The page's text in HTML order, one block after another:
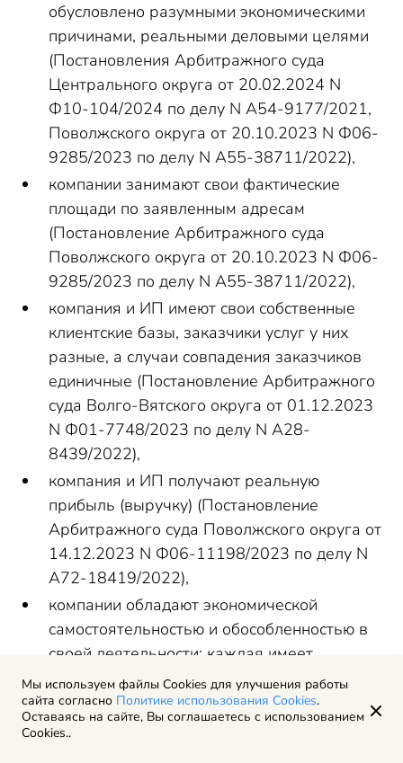
обусловлено разумными экономическими
причинами, реальными деловыми целями
(Постановления Арбитражного суда
Центрального округа от 20.02.2024 N
Ф10-104/2024 по делу N А54-9177/2021,
Поволжского округа от 20.10.2023 N Ф06-
9285/2023 по делу N А55-38711/2022),
компании занимают свои фактические
площади по заявленным адресам
(Постановление Арбитражного суда
Поволжского округа от 20.10.2023 N Ф06-
9285/2023 по делу N А55-38711/2022),
компания и ИП имеют свои собственные
клиентские базы, заказчики услуг у них
разные, а случаи совпадения заказчиков
единичные (Постановление Арбитражного
суда Волго-Вятского округа от 01.12.2023
N Ф01-7748/2023 по делу N А28-
8439/2022),
компания и ИП получают реальную
прибыль (выручку) (Постановление
Арбитражного суда Поволжского округа от
14.12.2023 N Ф06-11198/2023 по делу N
А72-18419/2022),
компании обладают экономической
самостоятельностью и обособленностью в
своей деятельности: каждая имеет
самостоятельные отдельные расчетные
счета, ведет налоговый и бухгалтерский
учет, сдает налоговую и бухгалтерскую
Мы используем файлы Cookies для улучшения работы
сайта согласно Политике использования Cookies.
Оставаясь на сайте, Вы соглашаетесь с использованием
Cookies..